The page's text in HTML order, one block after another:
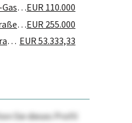
Daheim in der Anton-Störck-Gasse 88 GmbH & Co KGEUR 110.000
Daheim in der Dr.-Renner Straße 28 GmbH & Co KGEUR 255.000
Daheim in der Maßenbergstraße 8 GmbH & Co KG EUR 53.333,33
Sie dieses Profil